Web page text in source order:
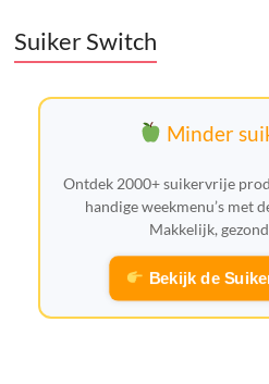
Suiker Switch
Minder
Ontdek 2000+ suikervrije
handige weekmenu’s met
Makkelijk,
Bekijk de